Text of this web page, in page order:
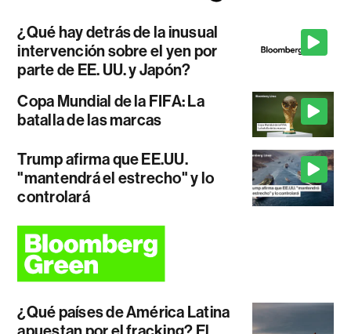
¿Qué hay detrás de la inusual
intervención sobre el yen por
parte de EE. UU. y Japón?
Copa Mundial de la FIFA: La
batalla de las marcas
Trump afirma que EE.UU.
"mantendrá el estrecho" y lo
controlará
¿Qué países de América Latina